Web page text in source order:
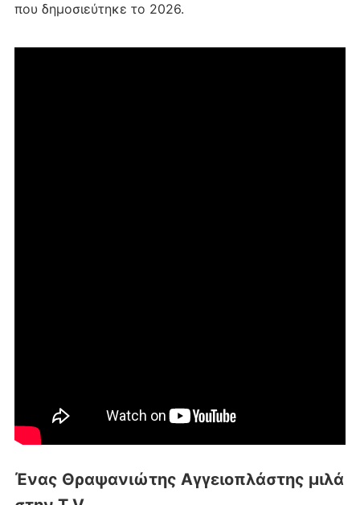
που δημοσιεύτηκε το 2026.
Ένας Θραψανιώτης Αγγειοπλάστης μιλά